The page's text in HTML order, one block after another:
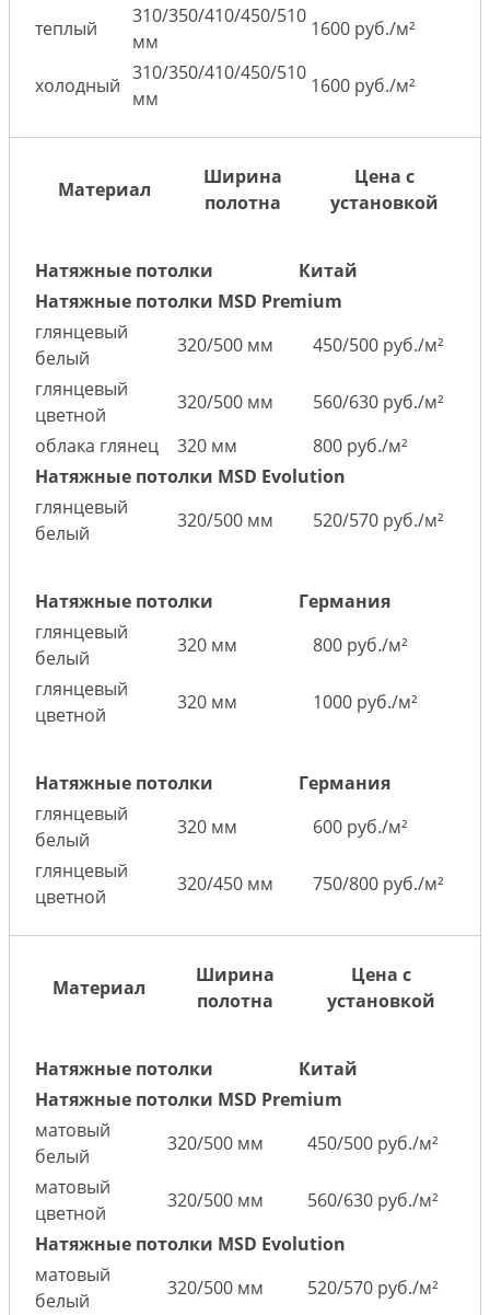
теплый
310/350/410/450/510
мм
1600 руб./м²
холодный
310/350/410/450/510
мм
1600 руб./м²
Материал
Ширина
полотна
Цена с
установкой
Натяжные потолки
Китай
Натяжные потолки MSD Premium
глянцевый
белый
320/500 мм
450/500 руб./м²
глянцевый
цветной
320/500 мм
560/630 руб./м²
облака глянец
320 мм
800 руб./м²
Натяжные потолки MSD Evolution
глянцевый
белый
320/500 мм 520/570 руб./м²
Натяжные потолки
Германия
глянцевый
белый
320 мм
800 руб./м²
глянцевый
цветной
320 мм 1000 руб./м²
Натяжные потолки
Германия
глянцевый
белый
320 мм
600 руб./м²
глянцевый
цветной
320/450 мм 750/800 руб./м²
Материал
Ширина
полотна
Цена с
установкой
Натяжные потолки
Китай
Натяжные потолки MSD Premium
матовый
белый
320/500 мм
450/500 руб./м²
матовый
цветной
320/500 мм
560/630 руб./м²
Натяжные потолки MSD Evolution
матовый
белый
320/500 мм
520/570 руб./м²